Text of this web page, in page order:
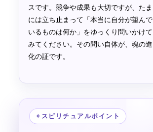
スです。競争や成果も大切ですが、たま
には立ち止まって「本当に自分が望んで
いるものは何か」をゆっくり問いかけて
みてください。その問い自体が、魂の進
化の証です。
✧ スピリチュアルポイント